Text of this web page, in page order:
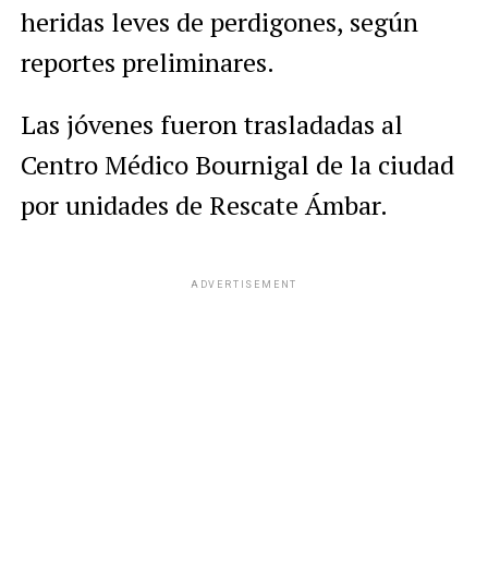
heridas leves de perdigones, según
reportes preliminares.
Las jóvenes fueron trasladadas al
Centro Médico Bournigal de la ciudad
por unidades de Rescate Ámbar.
ADVERTISEMENT